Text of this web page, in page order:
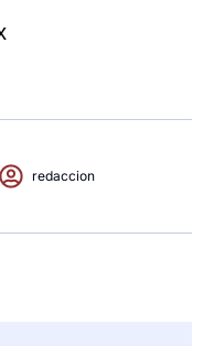
redaccion